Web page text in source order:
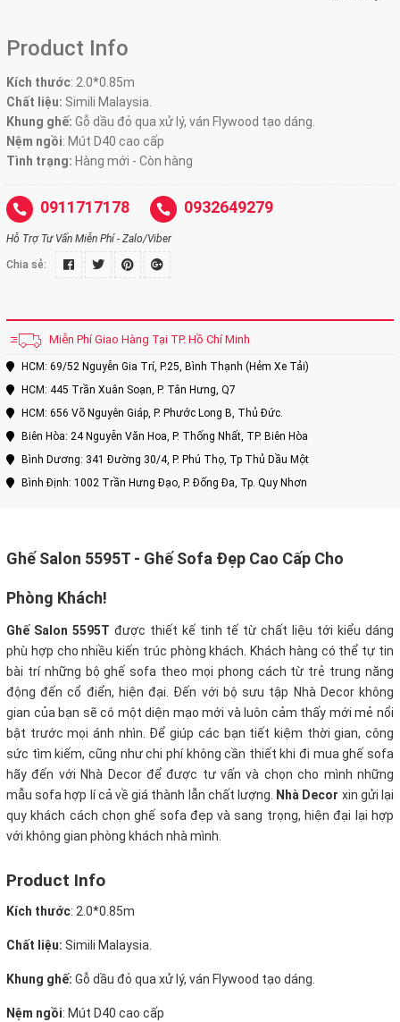
Product Info
Kích thước: 2.0*0.85m
Chất liệu: Simili Malaysia.
Khung ghế: Gỗ dầu đỏ qua xử lý, ván Flywood tạo dáng.
Nệm ngồi: Mút D40 cao cấp
Tình trạng: Hàng mới - Còn hàng
0911717178 0932649279
Hỗ Trợ Tư Vấn Miễn Phí - Zalo/Viber
Chia sẻ:
Miễn Phí Giao Hàng Tại TP. Hồ Chí Minh
HCM: 69/52 Nguyễn Gia Trí, P.25, Bình Thạnh (Hẻm Xe Tải)
HCM: 445 Trần Xuân Soạn, P. Tân Hưng, Q7
HCM: 656 Võ Nguyên Giáp, P. Phước Long B, Thủ Đức.
Biên Hòa: 24 Nguyễn Văn Hoa, P. Thống Nhất, TP. Biên Hòa
Bình Dương: 341 Đường 30/4, P. Phú Thọ, Tp Thủ Dầu Một
Bình Định: 1002 Trần Hưng Đạo, P. Đống Đa, Tp. Quy Nhơn
Ghế Salon 5595T - Ghế Sofa Đẹp Cao Cấp Cho
Phòng Khách!
Ghế Salon 5595T được thiết kế tinh tế từ chất liệu tới kiểu dáng
phù hợp cho nhiều kiến trúc phòng khách. Khách hàng có thể tự tin
bài trí những bộ ghế sofa theo mọi phong cách từ trẻ trung năng
động đến cổ điển, hiện đại. Đến với bộ sưu tập Nhà Decor không
gian của bạn sẽ có một diện mạo mới và luôn cảm thấy mới mẻ nổi
bật trước mọi ánh nhìn. Để giúp các bạn tiết kiệm thời gian, công
sức tìm kiếm, cũng như chi phí không cần thiết khi đi mua ghế sofa
hãy đến với Nhà Decor để được tư vấn và chọn cho mình những
mẫu sofa hợp lí cả về giá thành lẫn chất lượng. Nhà Decor xin gửi lại
quy khách cách chọn ghế sofa đẹp và sang trọng, hiện đại lại hợp
với không gian phòng khách nhà mình.
Product Info
Kích thước: 2.0*0.85m
Chất liệu: Simili Malaysia.
Khung ghế: Gỗ dầu đỏ qua xử lý, ván Flywood tạo dáng.
Nệm ngồi: Mút D40 cao cấp